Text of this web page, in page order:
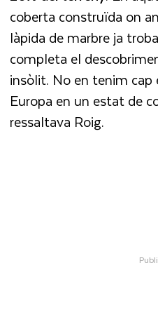
coberta construïda on
làpida de marbre ja
completa el
insòlit. No en tenim cap
Europa en un estat de
ressaltava Roig.